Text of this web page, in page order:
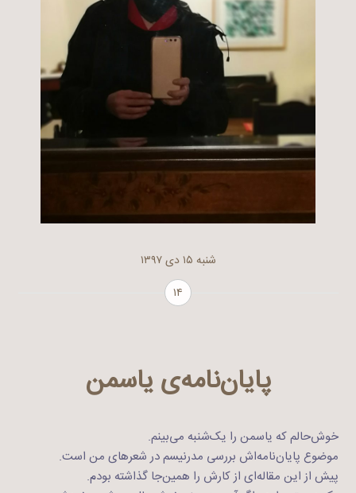
شنبه ۱۵ دی ۱۳۹۷
۱۴
پایان‌نامه‌ی یاسمن
خوش‌حالم که یاسمن را یک‌شنبه می‌بینم.
موضوع پایان‌نامه‌اش بررسی مدرنیسم در شعرهای من است.
پیش از این مقاله‌ای از کارش را همین‌جا گذاشته بودم.